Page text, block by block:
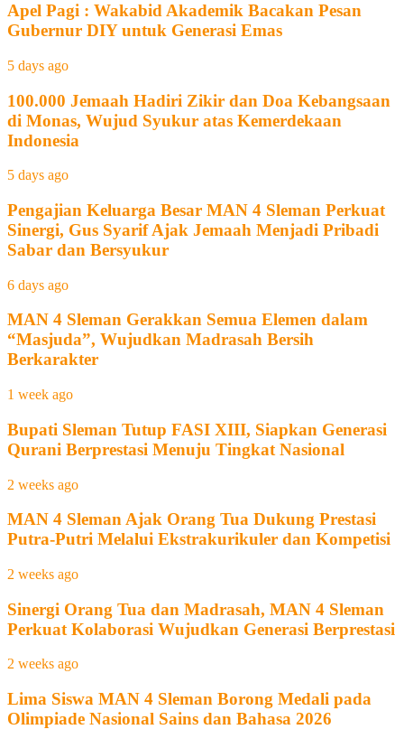
Apel Pagi : Wakabid Akademik Bacakan Pesan
Gubernur DIY untuk Generasi Emas
5 days ago
100.000 Jemaah Hadiri Zikir dan Doa Kebangsaan
di Monas, Wujud Syukur atas Kemerdekaan
Indonesia
5 days ago
Pengajian Keluarga Besar MAN 4 Sleman Perkuat
Sinergi, Gus Syarif Ajak Jemaah Menjadi Pribadi
Sabar dan Bersyukur
6 days ago
MAN 4 Sleman Gerakkan Semua Elemen dalam
“Masjuda”, Wujudkan Madrasah Bersih
Berkarakter
1 week ago
Bupati Sleman Tutup FASI XIII, Siapkan Generasi
Qurani Berprestasi Menuju Tingkat Nasional
2 weeks ago
MAN 4 Sleman Ajak Orang Tua Dukung Prestasi
Putra-Putri Melalui Ekstrakurikuler dan Kompetisi
2 weeks ago
Sinergi Orang Tua dan Madrasah, MAN 4 Sleman
Perkuat Kolaborasi Wujudkan Generasi Berprestasi
2 weeks ago
Lima Siswa MAN 4 Sleman Borong Medali pada
Olimpiade Nasional Sains dan Bahasa 2026